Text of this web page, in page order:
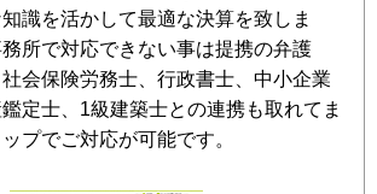
識を活かして最適な決算を致しま
所で対応できない事は提携の弁護
会保険労務士、行政書士、中小企業
定士、1級建築士との連携も取れてま
プでご対応が可能です。